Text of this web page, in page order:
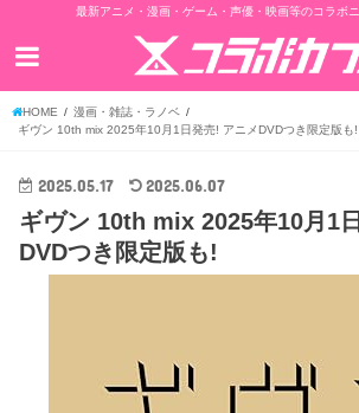
最新アニメ・漫画・ゲーム・声優・映画等のコラボ
HOME
漫画・雑誌・ラノベ
ギヴン 10th mix 2025年10月1日発売! アニメDVDつき限定版も!
2025.05.17 2025.06.07
ギヴン 10th mix 2025年10月1
DVDつき限定版も!